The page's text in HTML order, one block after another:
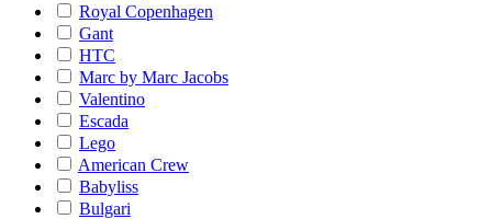
Royal Copenhagen
Gant
HTC
Marc by Marc Jacobs
Valentino
Escada
Lego
American Crew
Babyliss
Bulgari